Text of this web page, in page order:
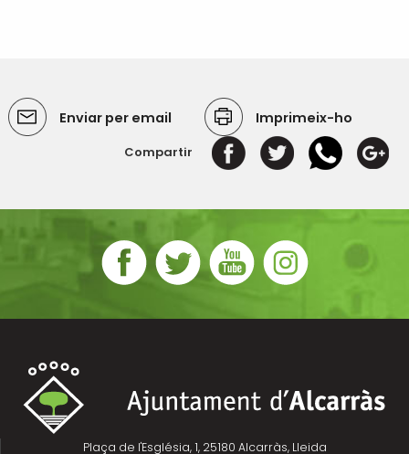
Enviar per email Imprimeix-ho
Compartir
Plaça de l'Església, 1, 25180 Alcarràs, Lleida